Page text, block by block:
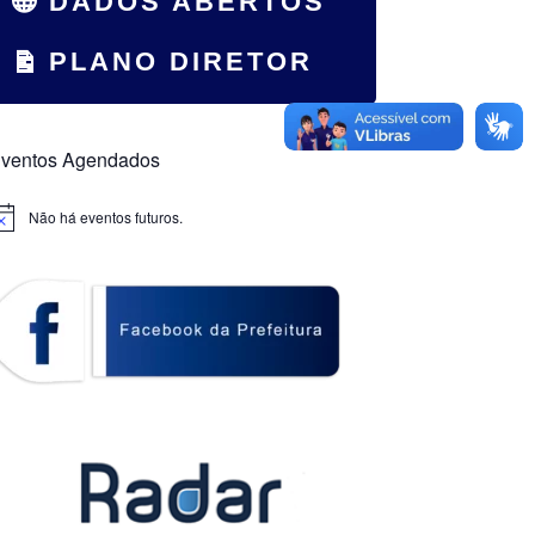
PLANO DIRETOR
Agendados
Não há eventos futuros.